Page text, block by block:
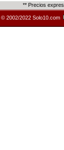
** Precios
© 2002/2022 Solo10.com